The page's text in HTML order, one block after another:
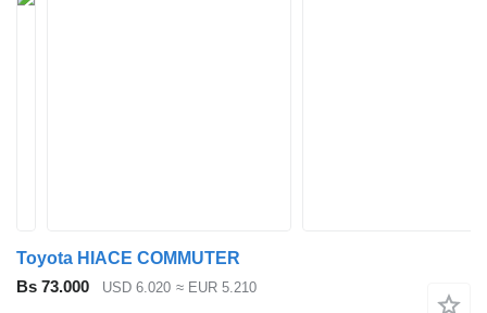
Toyota HIACE COMMUTER
Bs 73.000
USD 6.020 ≈ EUR 5.210